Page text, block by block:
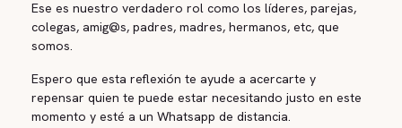
Ese es nuestro verdadero rol como los líderes, parejas,
colegas, amig@s, padres, madres, hermanos, etc, que
somos.
Espero que esta reflexión te ayude a acercarte y
repensar quien te puede estar necesitando justo en este
momento y esté a un Whatsapp de distancia.